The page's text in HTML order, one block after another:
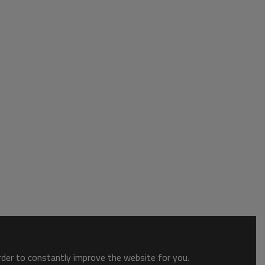
to constantly improve the website for you.